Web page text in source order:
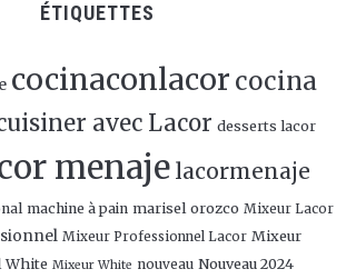
ÉTIQUETTES
cocinaconlacor cocina
avec Lacor desserts lacor
menaje lacormenaje
machine à pain marisel orozco Mixeur Lacor
Mixeur Professionnel Lacor Mixeur
White Mixeur White nouveau Nouveau 2024